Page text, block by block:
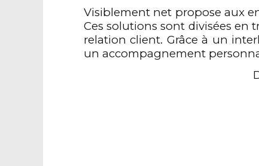
Visiblement net propose aux
Ces solutions sont divisées en
relation client. Grâce à un
un accompagnement